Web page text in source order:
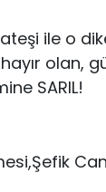
ile o
olan,
SARIL!